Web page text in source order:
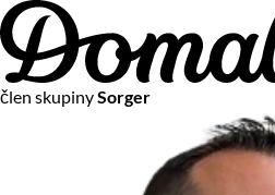
člen skupinySorger
Na vašom súkromí nám
Chceme vám neustále poskytovať
Vzhľadom k platnej legislatíve od
s používaním súborov cookies.
Viac o personalizácii a